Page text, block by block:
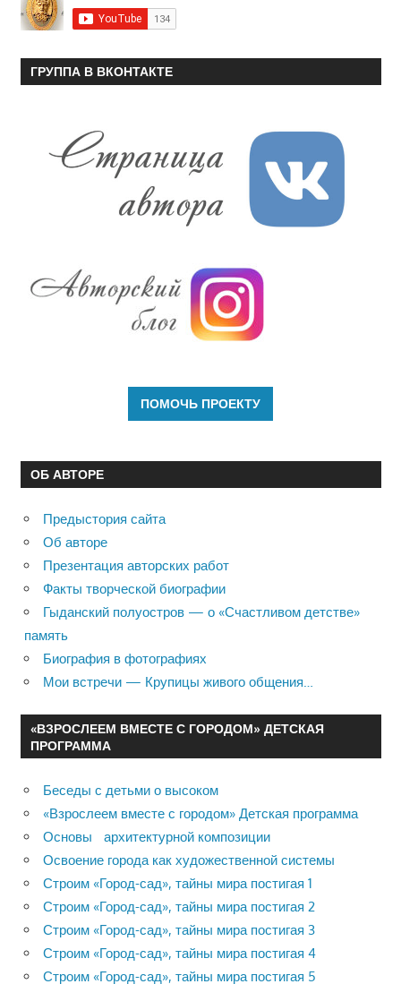
ГРУППА В ВКОНТАКТЕ
ОБ АВТОРЕ
Предыстория сайта
Об авторе
Презентация авторских работ
Факты творческой биографии
Гыданский полуостров — о «Счастливом детстве»
память
Биография в фотографиях
Мои встречи — Крупицы живого общения…
«ВЗРОСЛЕЕМ ВМЕСТЕ С ГОРОДОМ» ДЕТСКАЯ
ПРОГРАММА
Беседы с детьми о высоком
«Взрослеем вместе с городом» Детская программа
Основы архитектурной композиции
Освоение города как художественной системы
Строим «Город-сад», тайны мира постигая 1
Строим «Город-сад», тайны мира постигая 2
Строим «Город-сад», тайны мира постигая 3
Строим «Город-сад», тайны мира постигая 4
Строим «Город-сад», тайны мира постигая 5